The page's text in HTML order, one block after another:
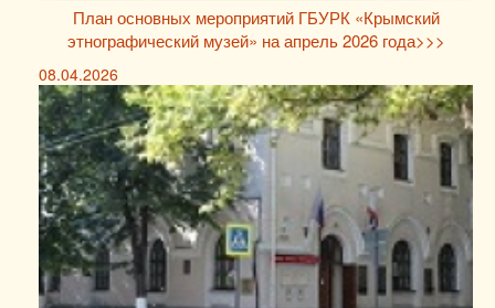
План основных мероприятий ГБУРК «Крымский
этнографический музей» на апрель 2026 года>>>
08.04.2026